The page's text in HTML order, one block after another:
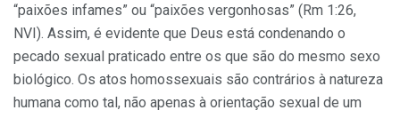
“paixões infames” ou “paixões vergonhosas” (Rm 1:26,
NVI). Assim, é evidente que Deus está condenando o
pecado sexual praticado entre os que são do mesmo sexo
biológico. Os atos homossexuais são contrários à natureza
humana como tal, não apenas à orientação sexual de um